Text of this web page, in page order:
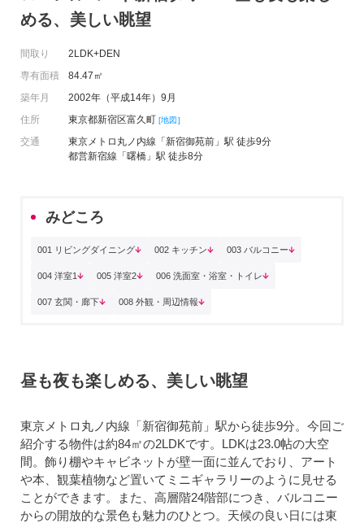
める、美しい眺望
間取り
2LDK+DEN
専有面積
84.47㎡
築年月
2002年（平成14年）9月
住所
東京都新宿区富久町 [地図]
交通
東京メトロ丸ノ内線「新宿御苑前」駅 徒歩9分
都営新宿線「曙橋」駅 徒歩8分
みどころ
001 リビングダイニング 002 キッチン 003 バルコニー
004 洋室1 005 洋室2 006 洗面室・浴室・トイレ
007 玄関・廊下 008 外観・周辺情報
昼も夜も楽しめる、美しい眺望
東京メトロ丸ノ内線「新宿御苑前」駅から徒歩9分。今回ご
紹介する物件は約84㎡の2LDKです。LDKは23.0帖の大空
間。飾り棚やキャビネットが壁一面に並んでおり、アート
や本、観葉植物など置いてミニギャラリーのように見せる
ことができます。また、高層階24階部につき、バルコニー
からの開放的な景色も魅力のひとつ。天候の良い日には東